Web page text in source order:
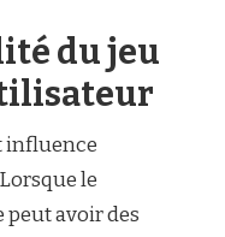
du jeu
influence
le
peut avoir des